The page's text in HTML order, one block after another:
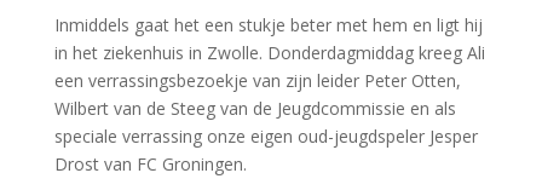
Inmiddels gaat het een stukje beter met hem en ligt hij
in het ziekenhuis in Zwolle. Donderdagmiddag kreeg Ali
een verrassingsbezoekje van zijn leider Peter Otten,
Wilbert van de Steeg van de Jeugdcommissie en als
speciale verrassing onze eigen oud-jeugdspeler Jesper
Drost van FC Groningen.